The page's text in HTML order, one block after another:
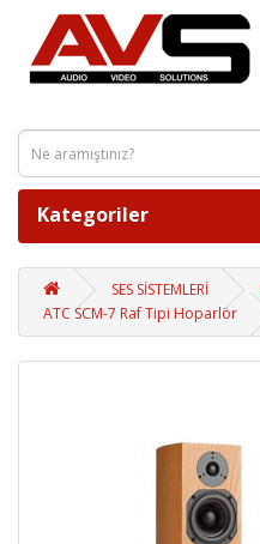
Kategoriler
SES SİSTEMLERİ
ATC SCM-7 Raf Tipi Hoparlör